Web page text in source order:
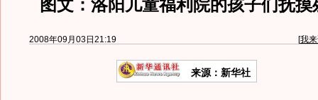
图文：洛阳儿童福利院的孩子们抚摸
2008年09月03日21:19 [我
来源：新华社